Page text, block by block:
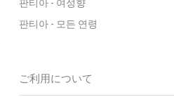
판티아 - 여성향
판티아 - 모든 연령
ご利用について